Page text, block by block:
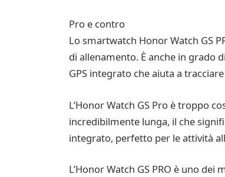
Pro e contro
Lo smartwatch Honor Watch GS
di allenamento. È anche in grado
GPS integrato che aiuta a
L’Honor Watch GS Pro è troppo
incredibilmente lunga, il che
integrato, perfetto per le attività
L’Honor Watch GS PRO è uno